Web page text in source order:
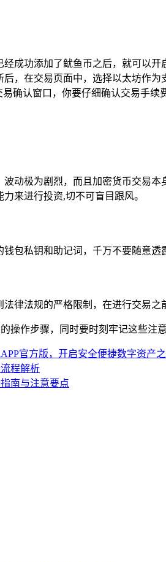
成功添加了鱿鱼币之后，就可以开
，在交易页面中，选择以太坊作
确认窗口，你要仔细确认交易手
动极为剧烈，而且加密货币交易
来进行投资,切不可盲目跟风。
包私钥和助记词，千万不要随意
律法规的严格限制，在进行交易
操作步骤，同时要时刻牢记这些注
官方版，开启安全便捷数字资产
程解析
南与注意要点